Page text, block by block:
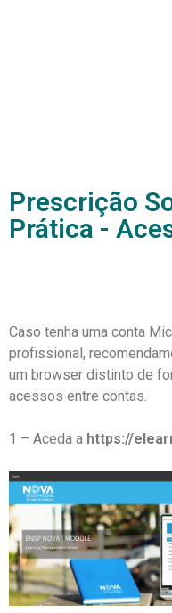
Prescrição
Prática -
Caso tenha uma conta
profissional,
um browser distinto de
acessos entre contas.
1 – Aceda a https://